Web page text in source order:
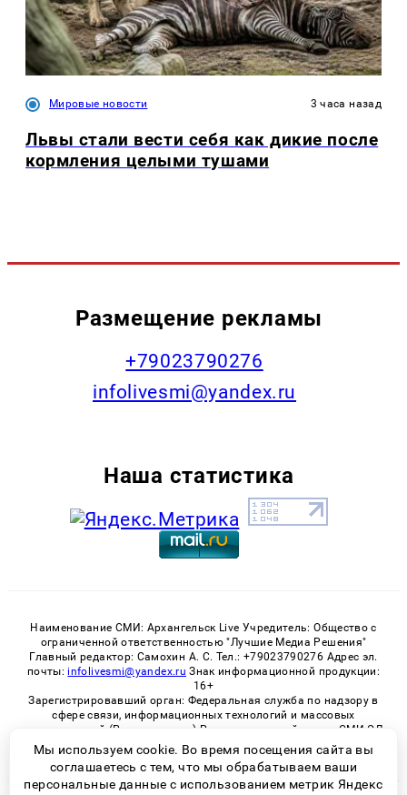
Мировые новости 3 часа назад
Львы стали вести себя как дикие после
кормления целыми тушами
Размещение рекламы
+79023790276
infolivesmi@yandex.ru
Наша статистика
Наименование СМИ: Архангельск Live Учредитель: Общество с
ограниченной ответственностью "Лучшие Медиа Решения"
Главный редактор: Самохин А. С. Тел.: +79023790276 Адрес эл.
почты: infolivesmi@yandex.ru Знак информационной продукции:
16+
Зарегистрировавший орган: Федеральная служба по надзору в
сфере связи, информационных технологий и массовых
коммуникаций (Роскомнадзор) Регистрационный номер СМИ ЭЛ
№ ФС 77 - 82533 от 21.01.2022
Мы используем cookie. Во время посещения сайта вы
соглашаетесь с тем, что мы обрабатываем ваши
персональные данные с использованием метрик Яндекс